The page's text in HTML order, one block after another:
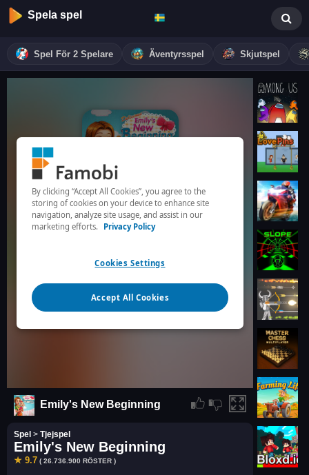
Spela spel
Spel För 2 Spelare Äventyrsspel Skjutspel
Emily's New Beginning
Spel > Tjejspel
Emily's New Beginning
★ 9.7 ( 26.736.900 RÖSTER )